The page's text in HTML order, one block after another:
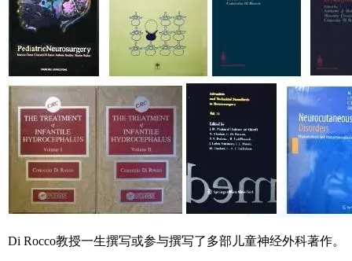
Di Rocco教授一生撰写或参与撰写了多部儿童神经外科著作。